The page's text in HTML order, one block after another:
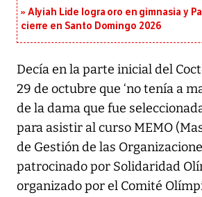
Alyiah Lide logra oro en gimnasia y
cierre en Santo Domingo 2026
Decía en la parte inicial del
29 de octubre que ‘no tenía a
de la dama que fue
para asistir al curso MEMO
de Gestión de las
patrocinado por Solidaridad
organizado por el Comité